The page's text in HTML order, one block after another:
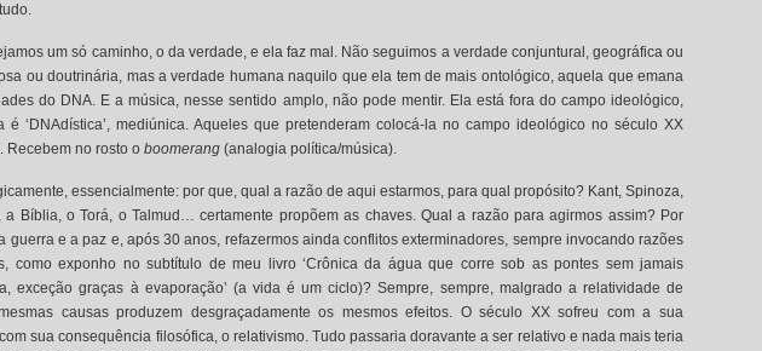
um só caminho, o da verdade, e ela faz mal. Não seguimos a verdade conjuntural, geográfica ou
ou doutrinária, mas a verdade humana naquilo que ela tem de mais ontológico, aquela que emana
do DNA. E a música, nesse sentido amplo, não pode mentir. Ela está fora do campo ideológico,
é ‘DNAdística’, mediúnica. Aqueles que pretenderam colocá-la no campo ideológico no século XX
Recebem no rosto o boomerang (analogia política/música).
essencialmente: por que, qual a razão de aqui estarmos, para qual propósito? Kant, Spinoza,
a Bíblia, o Torá, o Talmud… certamente propõem as chaves. Qual a razão para agirmos assim? Por
guerra e a paz e, após 30 anos, refazermos ainda conflitos exterminadores, sempre invocando razões
como exponho no subtítulo de meu livro ‘Crônica da água que corre sob as pontes sem jamais
exceção graças à evaporação’ (a vida é um ciclo)? Sempre, sempre, malgrado a relatividade de
causas produzem desgraçadamente os mesmos efeitos. O século XX sofreu com a sua
sua consequência filosófica, o relativismo. Tudo passaria doravante a ser relativo e nada mais teria